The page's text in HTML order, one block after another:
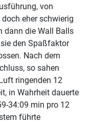
von
eher schwierig
dann die Wall Balls
den Spaßfaktor
Nach dem
so sahen
ringenden 12
in Wahrheit dauerte
34:09 min pro 12
führte